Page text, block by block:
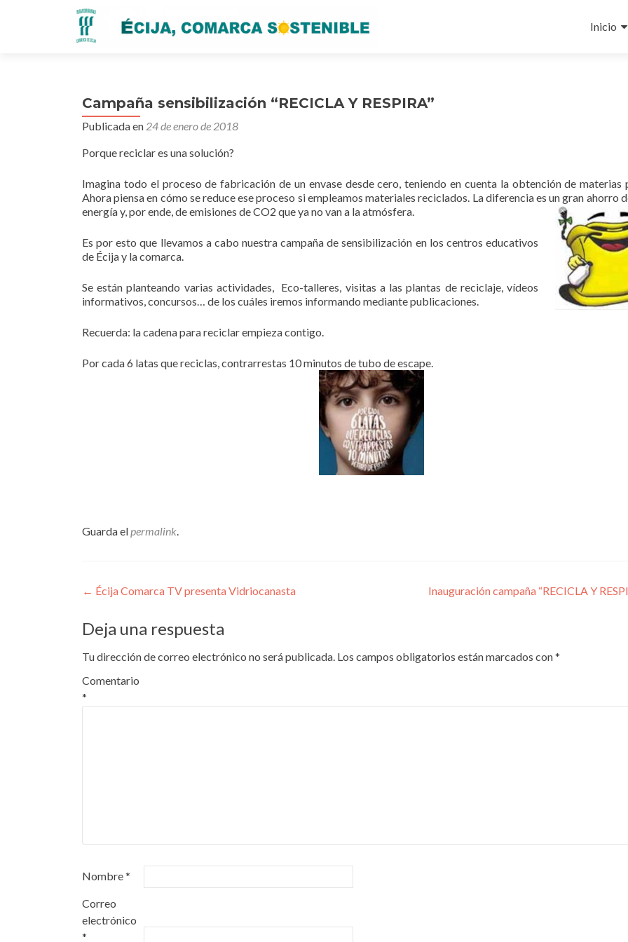
al
Inicio
Campaña sensibilización “RECICLA Y RESPIRA”
Publicada en 24 de enero de 2018
Porque reciclar es una solución?
Imagina todo el proceso de fabricación de un envase desde cero, teniendo en cuenta la obtención de materias
Ahora piensa en cómo se reduce ese proceso si empleamos materiales reciclados. La diferencia es un gran ahorro
energía y, por ende, de emisiones de CO2 que ya no van a la atmósfera.
Es por esto que llevamos a cabo nuestra campaña de sensibilización en los centros educativos
de Écija y la comarca.
Se están planteando varias actividades, Eco-talleres, visitas a las plantas de reciclaje, vídeos
informativos, concursos… de los cuáles iremos informando mediante publicaciones.
Recuerda: la cadena para reciclar empieza contigo.
Por cada 6 latas que reciclas, contrarrestas 10 minutos de tubo de escape.
Guarda elpermalink.
Navegación
de
entradas
← Écija Comarca TV presenta Vidriocanasta Inauguración campaña “RECICLA Y
Deja una respuesta
Tu dirección de correo electrónico no será publicada. Los campos obligatorios están marcados con*
Comentario
*
Nombre*
Correo
electrónico
*